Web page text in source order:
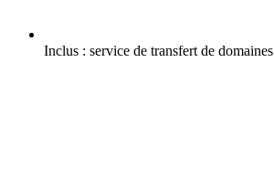
Inclus : service de transfert de domaines